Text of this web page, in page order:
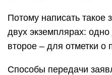
Потому написать такое
двух экземплярах:
второе – для отметки о
Способы передачи